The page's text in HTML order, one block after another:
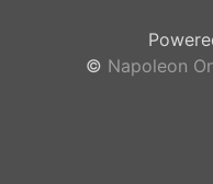
© Napoleon